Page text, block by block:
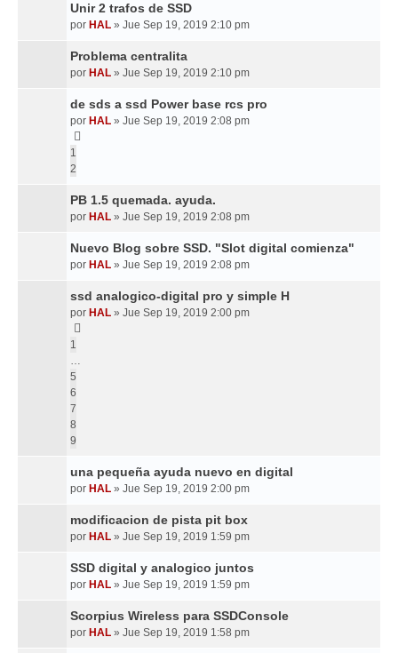
Unir 2 trafos de SSD
por HAL » Jue Sep 19, 2019 2:10 pm
Problema centralita
por HAL » Jue Sep 19, 2019 2:10 pm
de sds a ssd Power base rcs pro
por HAL » Jue Sep 19, 2019 2:08 pm
1
2
PB 1.5 quemada. ayuda.
por HAL » Jue Sep 19, 2019 2:08 pm
Nuevo Blog sobre SSD. "Slot digital comienza"
por HAL » Jue Sep 19, 2019 2:08 pm
ssd analogico-digital pro y simple H
por HAL » Jue Sep 19, 2019 2:00 pm
1
…
5
6
7
8
9
una pequeña ayuda nuevo en digital
por HAL » Jue Sep 19, 2019 2:00 pm
modificacion de pista pit box
por HAL » Jue Sep 19, 2019 1:59 pm
SSD digital y analogico juntos
por HAL » Jue Sep 19, 2019 1:59 pm
Scorpius Wireless para SSDConsole
por HAL » Jue Sep 19, 2019 1:58 pm